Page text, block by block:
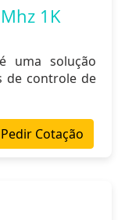
1K
uma solução
de controle de
Pedir Cotação